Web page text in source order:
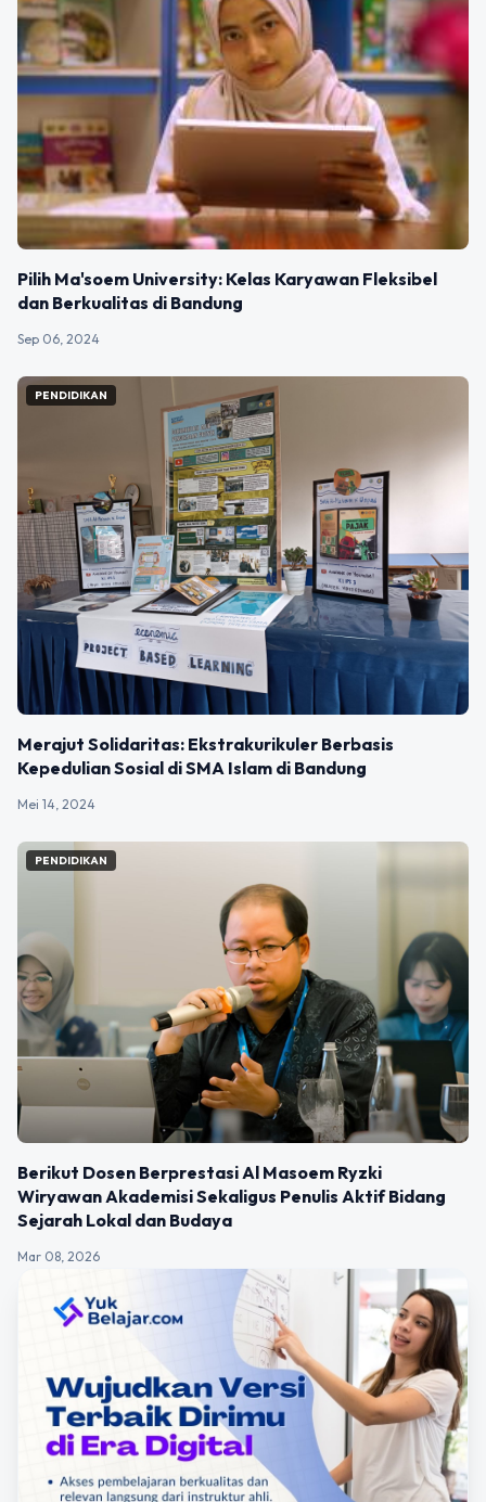
Pilih Ma'soem University: Kelas Karyawan Fleksibel
dan Berkualitas di Bandung
Sep 06, 2024
PENDIDIKAN
Merajut Solidaritas: Ekstrakurikuler Berbasis
Kepedulian Sosial di SMA Islam di Bandung
Mei 14, 2024
PENDIDIKAN
Berikut Dosen Berprestasi Al Masoem Ryzki
Wiryawan Akademisi Sekaligus Penulis Aktif Bidang
Sejarah Lokal dan Budaya
Mar 08, 2026